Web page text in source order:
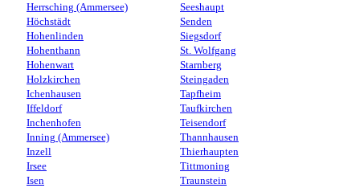
Herrsching (Ammersee)
Höchstädt
Hohenlinden
Hohenthann
Hohenwart
Holzkirchen
Ichenhausen
Iffeldorf
Inchenhofen
Inning (Ammersee)
Inzell
Irsee
Isen
Seeshaupt
Senden
Siegsdorf
St. Wolfgang
Starnberg
Steingaden
Tapfheim
Taufkirchen
Teisendorf
Thannhausen
Thierhaupten
Tittmoning
Traunstein